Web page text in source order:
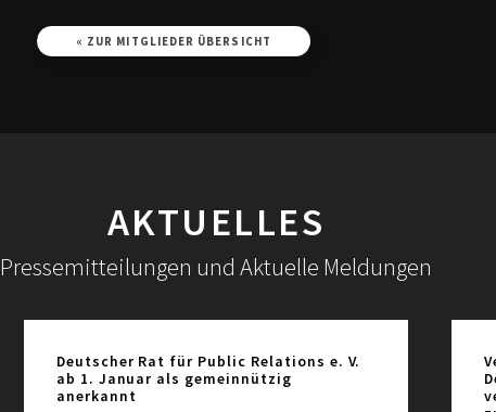
« ZUR MITGLIEDER ÜBERSICHT
AKTUELLES
Pressemitteilungen und Aktuelle Meldungen
Deutscher Rat für Public Relations e. V.
ab 1. Januar als gemeinnützig
anerkannt